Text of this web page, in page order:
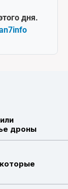
дня.
дроны